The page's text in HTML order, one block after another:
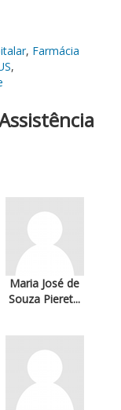
, Farmácia
,
Maria José de
Souza Pieret...